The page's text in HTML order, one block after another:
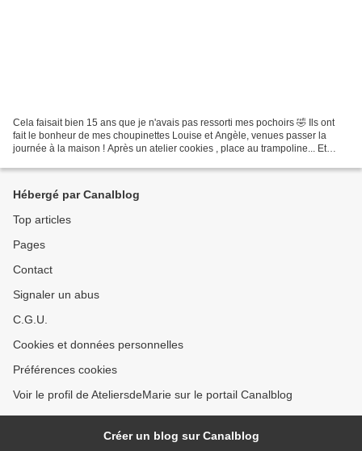
Cela faisait bien 15 ans que je n'avais pas ressorti mes pochoirs 🤣 Ils ont
fait le bonheur de mes choupinettes Louise et Angèle, venues passer la
journée à la maison ! Après un atelier cookies , place au trampoline... Et
Hébergé par Canalblog
Top articles
Pages
Contact
Signaler un abus
C.G.U.
Cookies et données personnelles
Préférences cookies
Voir le profil de AteliersdeMarie sur le portail Canalblog
Créer un blog sur Canalblog